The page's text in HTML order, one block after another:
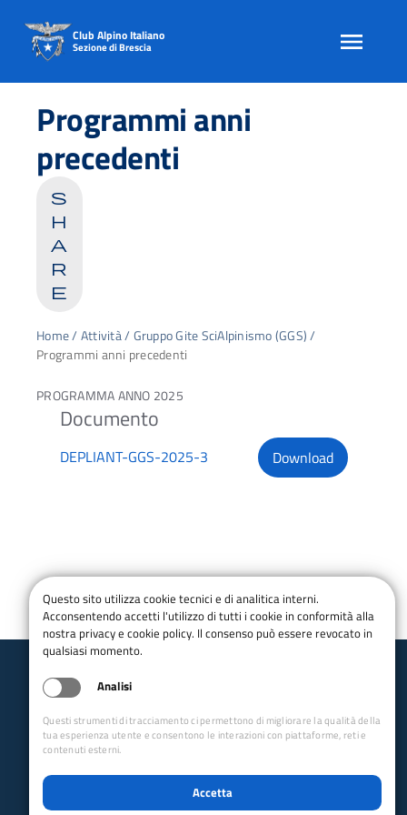
content
Club Alpino Italiano
Sezione di Brescia
Programmi anni
precedenti
s
h
a
r
e
Home/Attività/Gruppo Gite SciAlpinismo (GGS)/
Programmi anni precedenti
PROGRAMMA ANNO 2025
DEPLIANT-GGS-2025-3 Download
Club Alpino Italiano
email:brescia@cai.it
brescia@pec.cai.it
Questo sito utilizza cookie tecnici e di analitica interni.
Acconsentendo accetti l'utilizzo di tutti i cookie in conformità alla
nostra privacy e cookie policy. Il consenso può essere revocato in
qualsiasi momento.
Analisi
Questi strumenti di tracciamento ci permettono di migliorare la qualità della
tua esperienza utente e consentono le interazioni con piattaforme, reti e
contenuti esterni.
Accetta